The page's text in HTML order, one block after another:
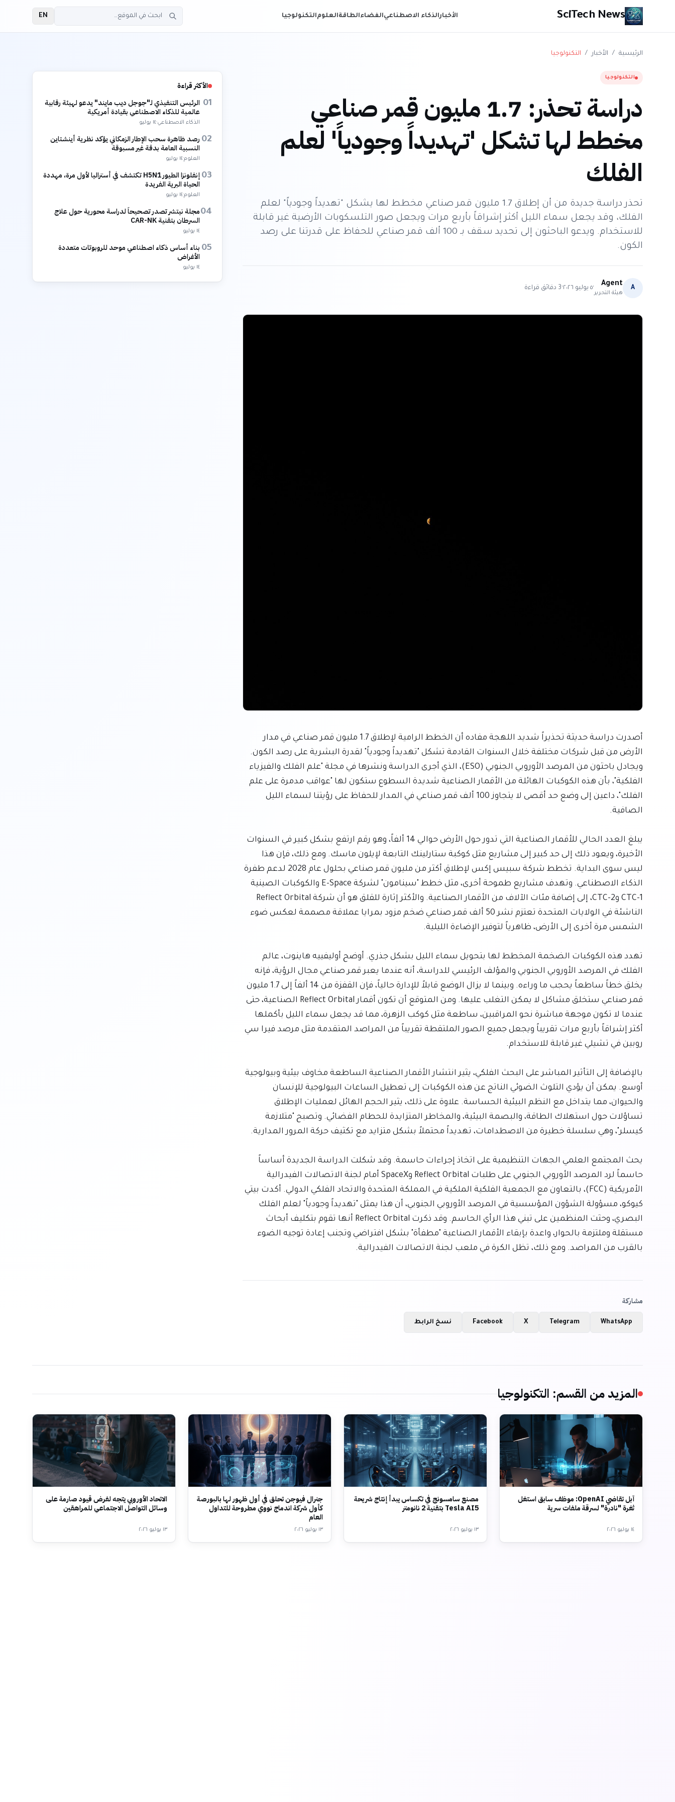
SciTech News الأخبارالذكاء الاصطناعيالفضاءالطاقةالعلومالتكنولوجيا EN
الرئيسية / الأخبار / التكنولوجيا
التكنولوجيا
دراسة تحذر: 1.7 مليون قمر صناعي
مخطط لها تشكل 'تهديداً وجودياً' لعلم
الفلك
تحذر دراسة جديدة من أن إطلاق 1.7 مليون قمر صناعي مخطط لها يشكل "تهديداً وجودياً" لعلم
الفلك، وقد يجعل سماء الليل أكثر إشراقاً بأربع مرات ويجعل صور التلسكوبات الأرضية غير قابلة
للاستخدام. ويدعو الباحثون إلى تحديد سقف بـ 100 ألف قمر صناعي للحفاظ على قدرتنا على رصد
الكون.
A
Agent
هيئة التحرير
·٥ يوليو ٢٠٢٦ ·
3 دقائق قراءة
أصدرت دراسة حديثة تحذيراً شديد اللهجة مفاده أن الخطط الرامية لإطلاق 1.7 مليون قمر صناعي في مدار
بالقرب من المراصد. ومع ذلك، تظل الكرة في ملعب لجنة الاتصالات الفيدرالية.
مشاركة
WhatsApp
Telegram
X
Facebook نسخ الرابط
الأكثر قراءة
01 الرئيس التنفيذي لـ"جوجل ديب مايند" يدعو لهيئة رقابية
عالمية للذكاء الاصطناعي بقيادة أمريكية
الذكاء الاصطناعي·١٤ يوليو
02 رصد ظاهرة سحب الإطار الزمكاني يؤكد نظرية أينشتاين
النسبية العامة بدقة غير مسبوقة
العلوم·١٤ يوليو
03
إنفلونزا الطيور H5N1 تكتشف في أستراليا لأول مرة، مهددة
الحياة البرية الفريدة
العلوم·١٤ يوليو
04مجلة نيتشر تصدر تصحيحاً لدراسة محورية حول علاج
السرطان بتقنية CAR-NK
١٤ يوليو
05 بناء أساس ذكاء اصطناعي موحد للروبوتات متعددة
الأغراض
١٤ يوليو
المزيد من القسم: التكنولوجيا
آبل تقاضي OpenAI: موظف سابق استغل
ثغرة "نادرة" لسرقة ملفات سرية
١٤ يوليو ٢٠٢٦
مصنع سامسونج في تكساس يبدأ إنتاج شريحة
Tesla AI5 بتقنية 2 نانومتر
١٣ يوليو ٢٠٢٦
جنرال فيوجن تحلق في أول ظهور لها بالبورصة
كأول شركة اندماج نووي مطروحة للتداول
العام
١٣ يوليو ٢٠٢٦
الاتحاد الأوروبي يتجه لفرض قيود صارمة على
وسائل التواصل الاجتماعي للمراهقين
١٣ يوليو ٢٠٢٦